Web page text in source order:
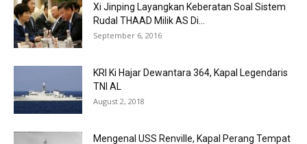
Xi Jinping Layangkan Keberatan Soal Sistem
Rudal THAAD Milik AS Di...
September 6, 2016
KRI Ki Hajar Dewantara 364, Kapal Legendaris
TNI AL
August 2, 2018
Mengenal USS Renville, Kapal Perang Tempat